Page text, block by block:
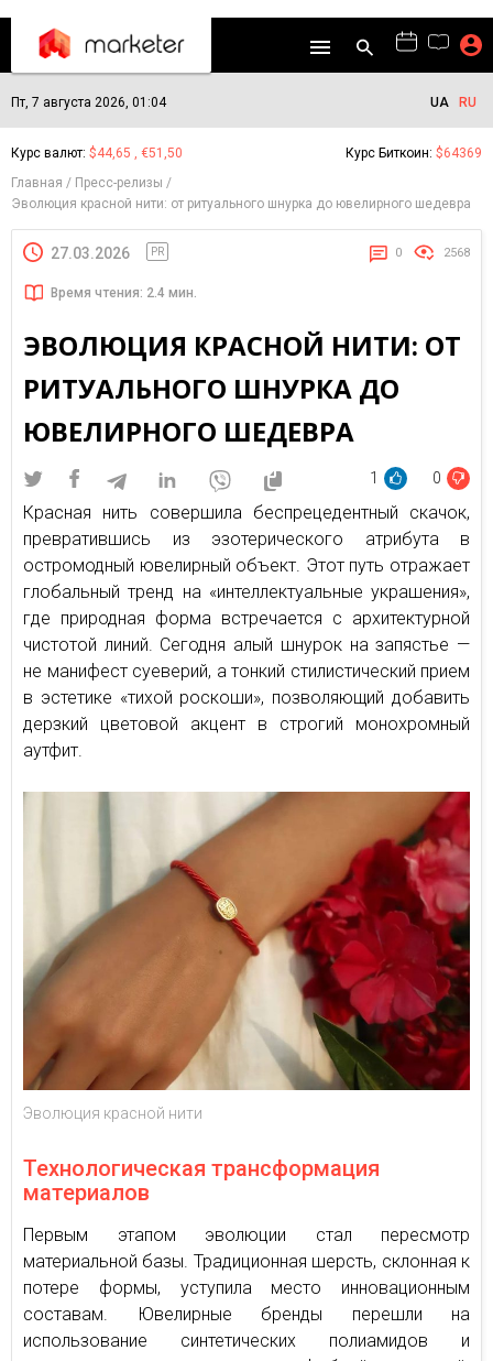
Пт, 7 августа 2026, 01:04 UA RU
Курс валют: $44,65 , €51,50 Курс Биткоин: $64369
Главная
Пресс-релизы
Эволюция красной нити: от ритуального шнурка до ювелирного шедевра
27.03.2026 PR 0 2568
Время чтения: 2.4 мин.
ЭВОЛЮЦИЯ КРАСНОЙ НИТИ: ОТ
РИТУАЛЬНОГО ШНУРКА ДО
ЮВЕЛИРНОГО ШЕДЕВРА
1 0
Красная нить совершила беспрецедентный скачок,
превратившись из эзотерического атрибута в
остромодный ювелирный объект. Этот путь отражает
глобальный тренд на «интеллектуальные украшения»,
где природная форма встречается с архитектурной
чистотой линий. Сегодня алый шнурок на запястье —
не манифест суеверий, а тонкий стилистический прием
в эстетике «тихой роскоши», позволяющий добавить
дерзкий цветовой акцент в строгий монохромный
аутфит.
Эволюция красной нити
Технологическая трансформация
материалов
Первым этапом эволюции стал пересмотр
материальной базы. Традиционная шерсть, склонная к
потере формы, уступила место инновационным
составам. Ювелирные бренды перешли на
использование синтетических полиамидов и